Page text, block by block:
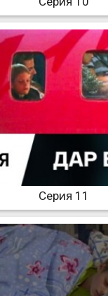
Серия 11